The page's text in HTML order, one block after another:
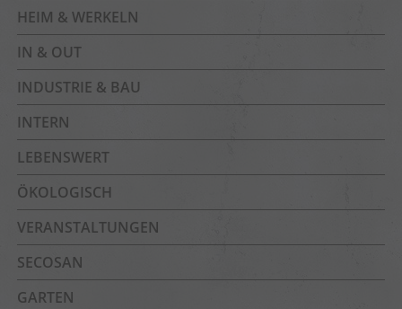
HEIM & WERKELN
IN & OUT
INDUSTRIE & BAU
INTERN
LEBENSWERT
ÖKOLOGISCH
VERANSTALTUNGEN
SECOSAN
GARTEN